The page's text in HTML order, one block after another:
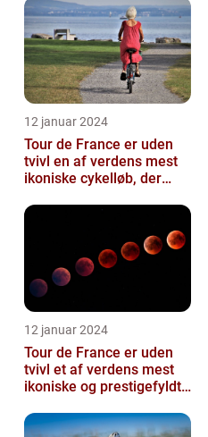
12 januar 2024
Tour de France er uden
tvivl en af verdens mest
ikoniske cykelløb, der
millioner...
12 januar 2024
Tour de France er uden
tvivl et af verdens mest
ikoniske og prestigefyldte